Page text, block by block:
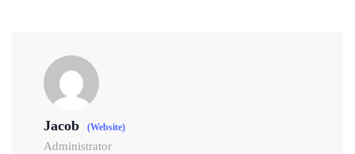
Jacob (Website)
Administrator